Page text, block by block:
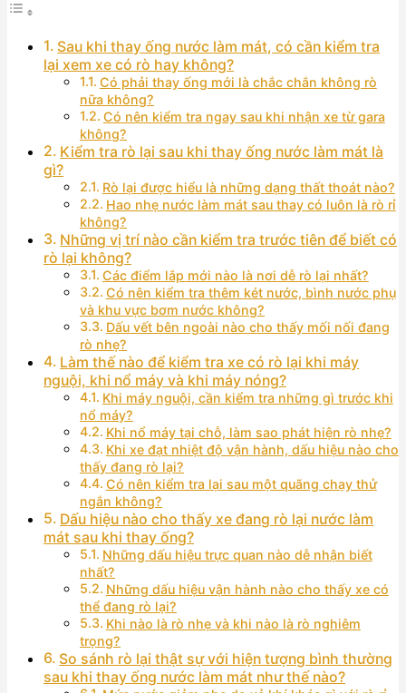
Sau khi thay ống nước làm mát, có cần kiểm tra
lại xem xe có rò hay không?
Có phải thay ống mới là chắc chắn không rò
nữa không?
Có nên kiểm tra ngay sau khi nhận xe từ gara
không?
Kiểm tra rò lại sau khi thay ống nước làm mát là
gì?
Rò lại được hiểu là những dạng thất thoát nào?
Hao nhẹ nước làm mát sau thay có luôn là rò rỉ
không?
Những vị trí nào cần kiểm tra trước tiên để biết có
rò lại không?
Các điểm lắp mới nào là nơi dễ rò lại nhất?
Có nên kiểm tra thêm két nước, bình nước phụ
và khu vực bơm nước không?
Dấu vết bên ngoài nào cho thấy mối nối đang
rò nhẹ?
Làm thế nào để kiểm tra xe có rò lại khi máy
nguội, khi nổ máy và khi máy nóng?
Khi máy nguội, cần kiểm tra những gì trước khi
nổ máy?
Khi nổ máy tại chỗ, làm sao phát hiện rò nhẹ?
Khi xe đạt nhiệt độ vận hành, dấu hiệu nào cho
thấy đang rò lại?
Có nên kiểm tra lại sau một quãng chạy thử
ngắn không?
Dấu hiệu nào cho thấy xe đang rò lại nước làm
mát sau khi thay ống?
Những dấu hiệu trực quan nào dễ nhận biết
nhất?
Những dấu hiệu vận hành nào cho thấy xe có
thể đang rò lại?
Khi nào là rò nhẹ và khi nào là rò nghiêm
trọng?
So sánh rò lại thật sự với hiện tượng bình thường
sau khi thay ống nước làm mát như thế nào?